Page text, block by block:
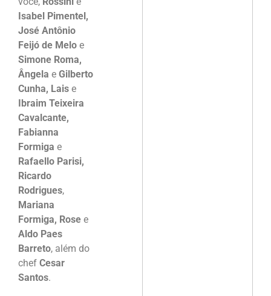
Isabel Pimentel,
José Antônio
Feijó de Melo e
Simone Roma,
Ângela e Gilberto
Cunha, Lais e
Ibraim Teixeira
Cavalcante,
Fabianna
Formiga e
Rafaello Parisi,
Ricardo
Rodrigues,
Mariana
Formiga, Rose e
Aldo Paes
Barreto, além do
chef Cesar
Santos.